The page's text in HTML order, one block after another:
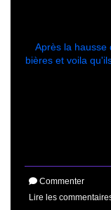
Après la hausse
bières et voila
Commenter
Lire les